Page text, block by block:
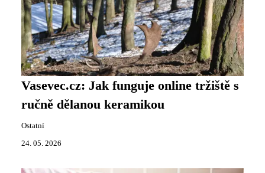
Vasevec.cz: Jak funguje online tržiště s
ručně dělanou keramikou
Ostatní
24. 05. 2026